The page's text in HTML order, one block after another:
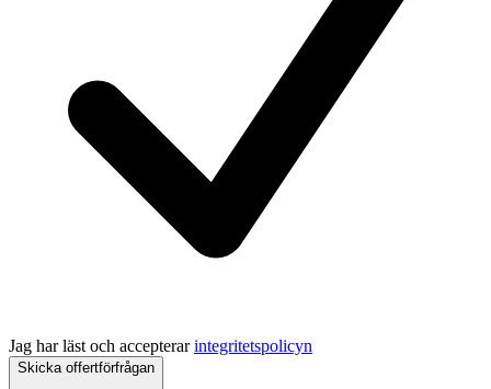
Jag har läst och accepterar integritetspolicyn
Skicka offertförfrågan